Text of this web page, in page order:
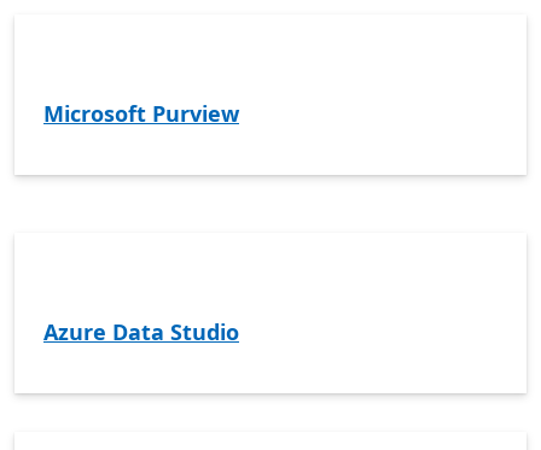
Microsoft Purview
Azure Data Studio